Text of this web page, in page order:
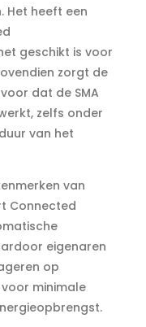
Het heeft een
geschikt is voor
zorgt de
dat de SMA
zelfs onder
van het
van
Connected
eigenaren
op
minimale